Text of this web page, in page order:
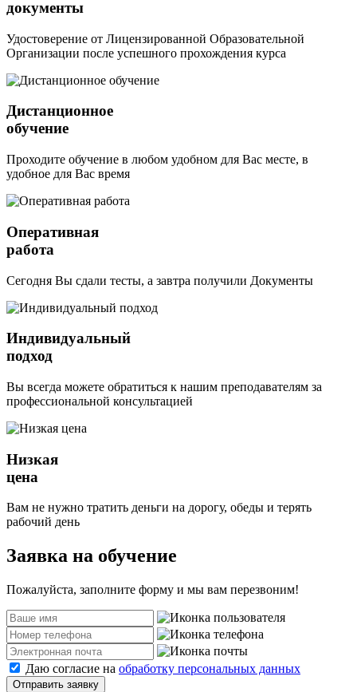
документы
Удостоверение от Лицензированной Образовательной
Организации после успешного прохождения курса
Дистанционное
обучение
Проходите обучение в любом удобном для Вас месте, в
удобное для Вас время
Оперативная
работа
Сегодня Вы сдали тесты, а завтра получили Документы
Индивидуальный
подход
Вы всегда можете обратиться к нашим преподавателям за
профессиональной консультацией
Низкая
цена
Вам не нужно тратить деньги на дорогу, обеды и терять
рабочий день
Заявка на обучение
Пожалуйста, заполните форму и мы вам перезвоним!
Даю согласие на обработку персональных данных
Отправить заявку